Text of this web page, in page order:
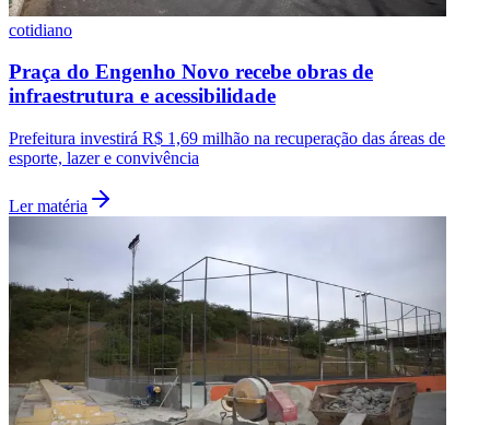
cotidiano
Praça do Engenho Novo recebe obras de
infraestrutura e acessibilidade
Prefeitura investirá R$ 1,69 milhão na recuperação das áreas de
esporte, lazer e convivência
Ler matéria